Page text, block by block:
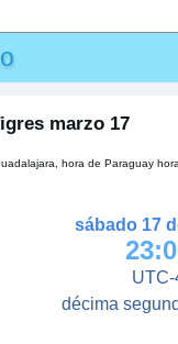
marzo 17
hora de Paraguay
sábado 17
UTC-
décima
Partidos
Otros